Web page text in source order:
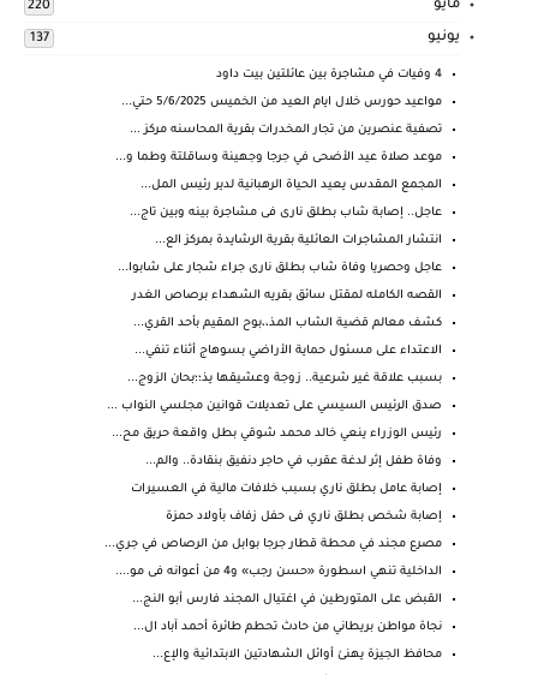
مايو 220
يونيو 137
4 وفيات في مشاجرة بين عائلتين بيت داود
مواعيد حورس خلال ايام العيد من الخميس 5/6/2025 حتي...
تصفية عنصرين من تجار المخدرات بقرية المحاسنه مركز ...
موعد صلاة عيد الأضحى في جرجا وجهينة وساقلتة وطما و...
المجمع المقدس يعيد الحياة الرهبانية لدير رئيس المل...
عاجل.. إصابة شاب بطلق نارى فى مشاجرة بينه وبين تاج...
انتشار المشاجرات العائلية بقرية الرشايدة بمركز الع...
عاجل وحصريا وفاة شاب بطلق نارى جراء شجار على شابوا...
القصه الكامله لمقتل سائق بقريه الشهداء برصاص الغدر
كشف معالم قضية الشاب المذ،،بوح المقيم بأحد القري...
الاعتداء على مسئول حماية الأراضي بسوهاج أثناء تنفي...
بسبب علاقة غير شرعية.. زوجة وعشيقها يذ؛؛بحان الزوج...
صدق الرئيس السيسي على تعديلات قوانين مجلسي النواب ...
رئيس الوزراء ينعي خالد محمد شوقي بطل واقعة حريق مح...
وفاة طفل إثر لدغة عقرب في حاجر دنفيق بنقادة.. والم...
إصابة عامل بطلق ناري بسبب خلافات مالية في العسيرات
إصابة شخص بطلق ناري فى حفل زفاف بأولاد حمزة
مصرع مجند في محطة قطار جرجا بوابل من الرصاص في جري...
الداخلية تنهي اسطورة «حسن رجب» و4 من أعوانه فى مو....
القبض على المتورطين في اغتيال المجند فارس أبو النج...
نجاة مواطن بريطاني من حادث تحطم طائرة أحمد آباد ال...
محافظ الجيزة يهنئ أوائل الشهادتين الابتدائية والإع...